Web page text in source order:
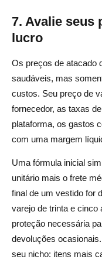
7. Avalie seus
lucro
Os preços de atacado
saudáveis, mas
custos. Seu preço de
fornecedor, as taxas
plataforma, os gastos
com uma margem
Uma fórmula inicial
unitário mais o frete
final de um vestido for
varejo de trinta e cinco
proteção necessária
devoluções
seu nicho: itens mais